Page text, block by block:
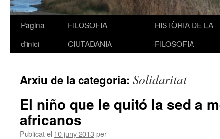
Vés
Pàgina
d'inici
FILOSOFIA I
CIUTADANIA
HISTÒRIA DE LA
FILOSOFIA
Arxiu de la categoria: Solidaritat
El niño que le quitó la sed a
africanos
Publicat el 10 juny 2013 per